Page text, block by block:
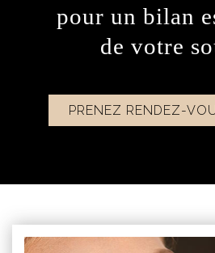
pour un bilan
de votre
PRENEZ RENDEZ-